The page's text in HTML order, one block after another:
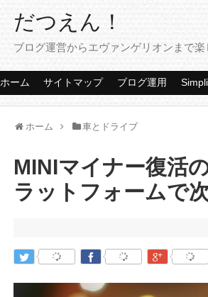
だつえん！
ブログ運営からエヴァンゲリオンまで
ホーム サイトマップ ブログ運用
ホーム 車とドライブ
MINIマイナー復活
ラットフォームで